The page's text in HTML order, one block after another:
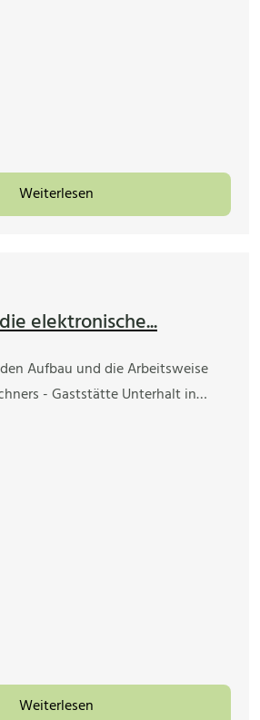
Weiterlesen
elektronische...
Aufbau und die Arbeitsweise
- Gaststätte Unterhalt in…
Weiterlesen